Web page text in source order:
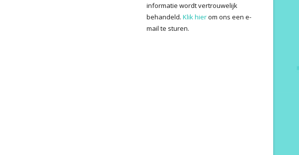
informatie wordt vertrouwelijk
behandeld.Klik hierom ons een e-
mail te sturen.